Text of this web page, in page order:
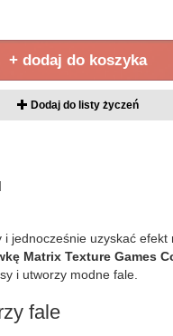
+ dodaj do koszyka
Dodaj do listy życzeń
i jednocześnie uzyskać
Matrix Texture Games
i utworzy modne fale.
fale